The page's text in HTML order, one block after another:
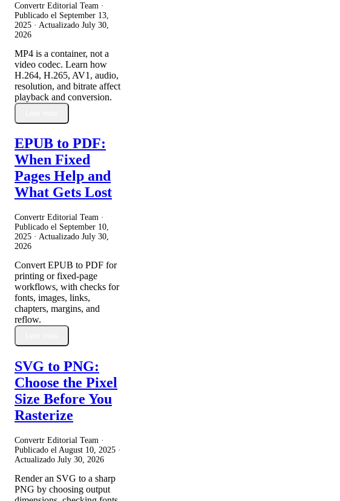
Convertr Editorial Team ·
Publicado el September 13,
2025 · Actualizado July 30,
2026
MP4 is a container, not a
video codec. Learn how
H.264, H.265, AV1, audio,
resolution, and bitrate affect
playback and conversion.
EPUB to PDF:
When Fixed
Pages Help and
What Gets Lost
Convertr Editorial Team ·
Publicado el September 10,
2025 · Actualizado July 30,
2026
Convert EPUB to PDF for
printing or fixed-page
workflows, with checks for
fonts, images, links,
chapters, margins, and
reflow.
SVG to PNG:
Choose the Pixel
Size Before You
Rasterize
Convertr Editorial Team ·
Publicado el August 10, 2025 ·
Actualizado July 30, 2026
Render an SVG to a sharp
PNG by choosing output